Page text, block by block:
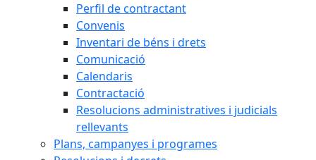
Perfil de contractant
Convenis
Inventari de béns i drets
Comunicació
Calendaris
Contractació
Resolucions administratives i judicials
rellevants
Plans, campanyes i programes